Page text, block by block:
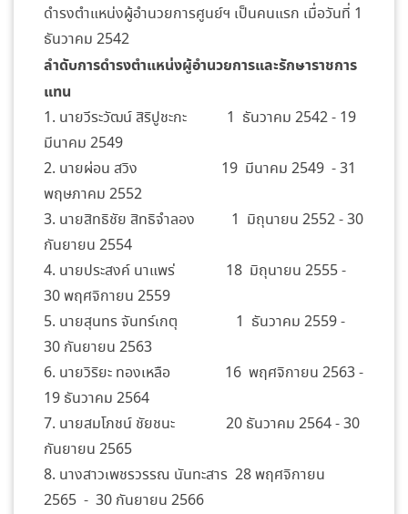
ดำรงตำแหน่งผู้อำนวยการศูนย์ฯ เป็นคนแรก เมื่อวันที่ 1
ธันวาคม 2542
ลำดับการดำรงตำแหน่งผู้อำนวยการและรักษาราชการ
แทน
1. นายวีระวัฒน์ สิริปูชะกะ 1 ธันวาคม 2542 - 19
มีนาคม 2549
2. นายผ่อน สวิง 19 มีนาคม 2549 - 31
พฤษภาคม 2552
3. นายสิทธิชัย สิทธิจำลอง 1 มิถุนายน 2552 - 30
กันยายน 2554
4. นายประสงค์ นาแพร่ 18 มิถุนายน 2555 -
30 พฤศจิกายน 2559
5. นายสุนทร จันทร์เกตุ 1 ธันวาคม 2559 -
30 กันยายน 2563
6. นายวิริยะ ทองเหลือ 16 พฤศจิกายน 2563 -
19 ธันวาคม 2564
7. นายสมโภชน์ ชัยชนะ 20 ธันวาคม 2564 - 30
กันยายน 2565
8. นางสาวเพชรวรรณ นันทะสาร 28 พฤศจิกายน
2565 -30 กันยายน 2566